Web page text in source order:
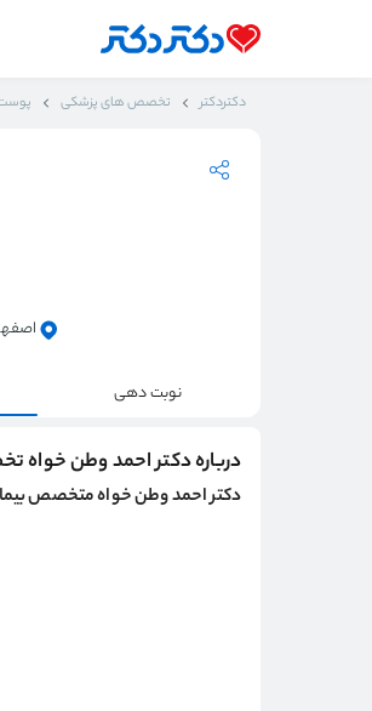
دکتردکتر تخصص های پزشکی
نوبت دهی
درباره دکتر احمد وطن
دکتر احمد وطن خواه متخصص